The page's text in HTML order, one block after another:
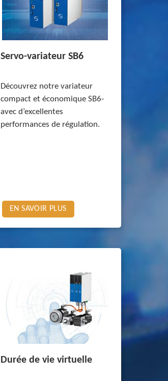
Servo-variateur SB6
Découvrez notre variateur
compact et économique SB6-
avec d’excellentes
performances de régulation.
EN SAVOIR PLUS
Durée de vie virtuelle